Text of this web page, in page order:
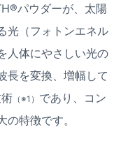
パウダーが、太陽
光（フォトンエネル
人体にやさしい光の
長を変換、増幅して
（※1） であり、コン
特徴です。